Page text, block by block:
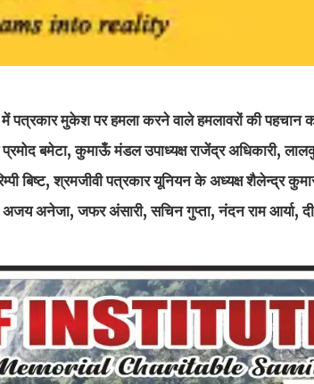
पत्रकार मुकेश पर हमला करने वाले हमलावरों की पहचान
बमेटा, कुमाऊँ मंडल उपाध्यक्ष राजेंद्र अधिकारी,
श्रमजीवी पत्रकार यूनियन के अध्यक्ष शैलेन्द्र
अनेजा, जफर अंसारी, सचिन गुप्ता, नंदन राम आर्या,